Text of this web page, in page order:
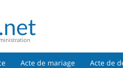
Acte de mariage Acte de